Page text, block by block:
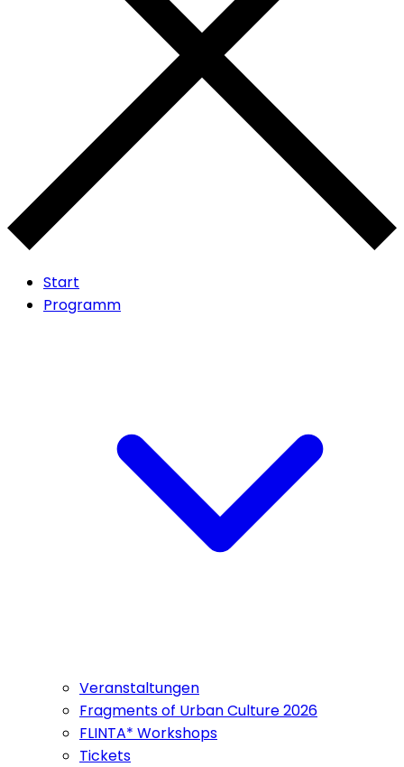
Start
Programm
Veranstaltungen
Fragments of Urban Culture 2026
FLINTA* Workshops
Tickets